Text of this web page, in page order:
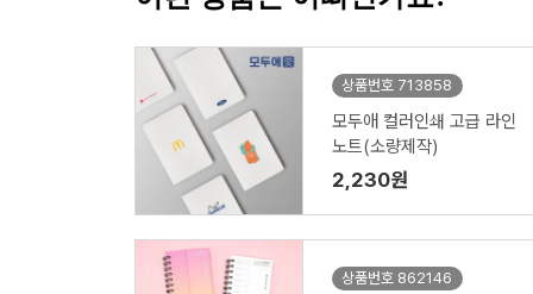
상품번호 713858
모두애 컬러인쇄 고급 라인
노트(소량제작)
2,230원
상품번호 862146